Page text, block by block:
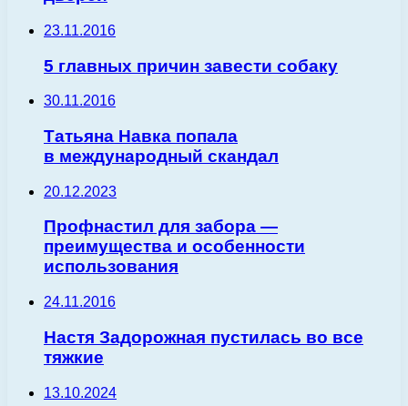
23.11.2016
5 главных причин завести собаку
30.11.2016
Татьяна Навка попала
в международный скандал
20.12.2023
Профнастил для забора —
преимущества и особенности
использования
24.11.2016
Настя Задорожная пустилась во все
тяжкие
13.10.2024